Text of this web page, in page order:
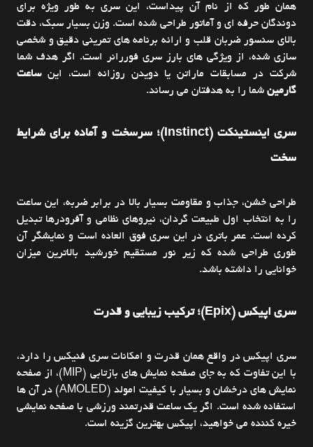
همان طور که از نام آن پیداست، این سری به طور ویژه برای
دوندگان حرفه ای و آماتور طراحی شده است. وزن بسیار سبک، دقت
بالای سنسور ضربان قلب و ارائه برنامه های تمرینی دقیق و شخصی
سازی شده، از ویژگی های بارز سری فوررانر است. اگر هدف شما
شرکت در مسابقات ماراتن یا دویدن روزانه است، اینساعت
گارمین شما را به هدفتان می رساند.
سری اینستینکت (Instinct)؛ سرسخت و آماده برای شرایط
سخت
طراحی خشن، جذاب و مقاومت بسیار بالا در برابر ضربه، این ساعت
را به انتخاب اول طبیعت گردان، نیروهای نظامی و آفرودرها تبدیل
کرده است. عمر باتری در این سری فوق العاده است و نمایشگر آن
طوری طراحی شده که زیر نور مستقیم خورشید بالاترین میزان
خوانایی را داشته باشد.
سری اپیکس (Epix)؛ ترکیب زیبایی و قدرت
سری اپیکس در واقع همان قدرت و امکانات سری فنیکس را دارد،
با این تفاوت که به جای صفحه نمایش های بازتابی (MIP)، از صفحه
نمایش های درخشان و بسیار با کیفیت امولد (AMOLED) در آن ها
استفاده شده است. اگر یک ساعت قدرتمند ورزشی با صفحه نمایشی
خیره کننده می خواهید، اپیکس بهترین گزینه است.